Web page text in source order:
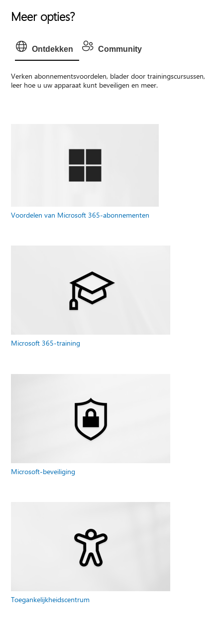
Meer opties?
Ontdekken Community
Verken abonnementsvoordelen, blader door trainingscursussen,
leer hoe u uw apparaat kunt beveiligen en meer.
Voordelen van Microsoft 365-abonnementen
Microsoft 365-training
Microsoft-beveiliging
Toegankelijkheidscentrum